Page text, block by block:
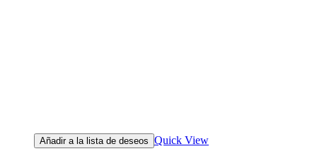
Añadir a la lista de deseos Quick View